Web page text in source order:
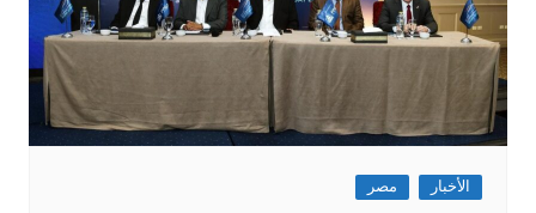
الأخبار مصر